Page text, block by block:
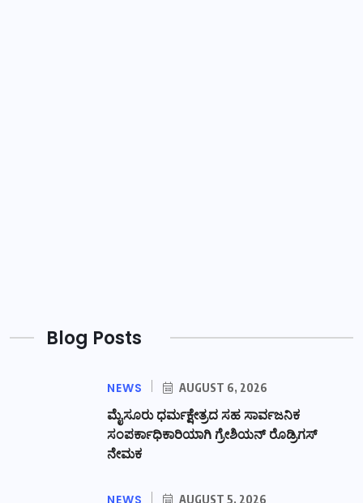
Blog Posts
NEWS AUGUST 6, 2026
ಮೈಸೂರು ಧರ್ಮಕ್ಷೇತ್ರದ ಸಹ ಸಾರ್ವಜನಿಕ
ಸಂಪರ್ಕಾಧಿಕಾರಿಯಾಗಿ ಗ್ರೇಶಿಯನ್ ರೊಡ್ರಿಗಸ್
ನೇಮಕ
NEWS AUGUST 5, 2026